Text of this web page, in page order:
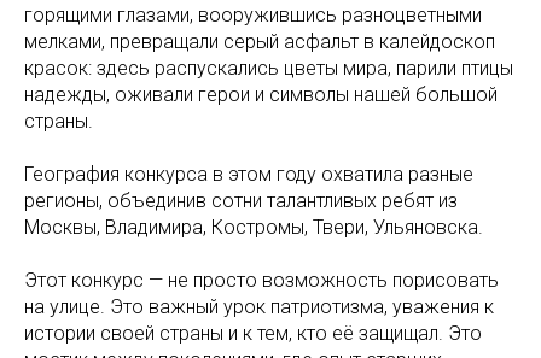
горящими глазами, вооружившись разноцветными
мелками, превращали серый асфальт в калейдоскоп
красок: здесь распускались цветы мира, парили птицы
надежды, оживали герои и символы нашей большой
страны.
География конкурса в этом году охватила разные
регионы, объединив сотни талантливых ребят из
Москвы, Владимира, Костромы, Твери, Ульяновска.
Этот конкурс — не просто возможность порисовать
на улице. Это важный урок патриотизма, уважения к
истории своей страны и к тем, кто её защищал. Это